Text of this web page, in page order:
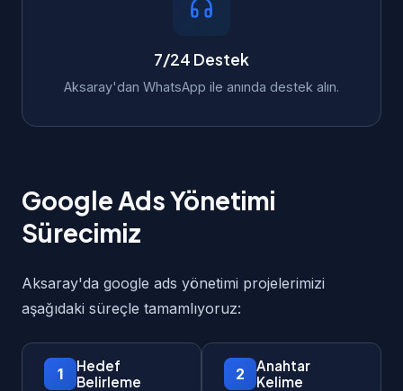
7/24 Destek
Aksaray'dan WhatsApp ile anında destek alın.
Google Ads Yönetimi
Sürecimiz
Aksaray'da google ads yönetimi projelerimizi
aşağıdaki süreçle tamamlıyoruz:
1
Hedef
Belirleme
2
Anahtar
Kelime